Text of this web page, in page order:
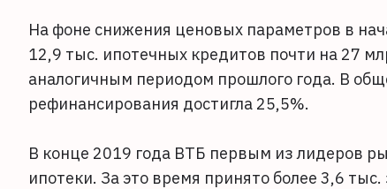
На фоне снижения ценовых параметров в
12,9 тыс. ипотечных кредитов почти на 27
аналогичным периодом прошлого года. В
рефинансирования достигла 25,5%.
В конце 2019 года ВТБ первым из лидеров
ипотеки. За это время принято более 3,6